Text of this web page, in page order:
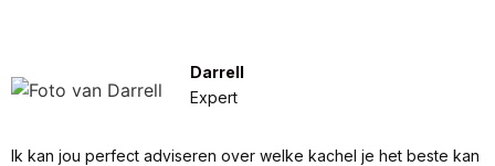
Darrell
Expert
Ik kan jou perfect adviseren over welke kachel je het beste kan